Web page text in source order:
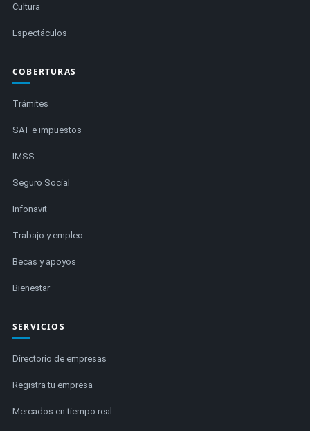
Cultura
Espectáculos
COBERTURAS
Trámites
SAT e impuestos
IMSS
Seguro Social
Infonavit
Trabajo y empleo
Becas y apoyos
Bienestar
SERVICIOS
Directorio de empresas
Registra tu empresa
Mercados en tiempo real